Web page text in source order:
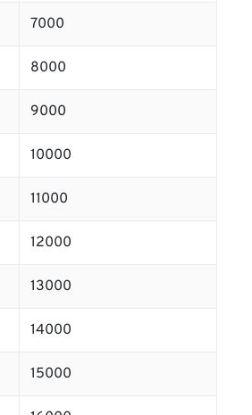
7000
8000
9000
10000
11000
12000
13000
14000
15000